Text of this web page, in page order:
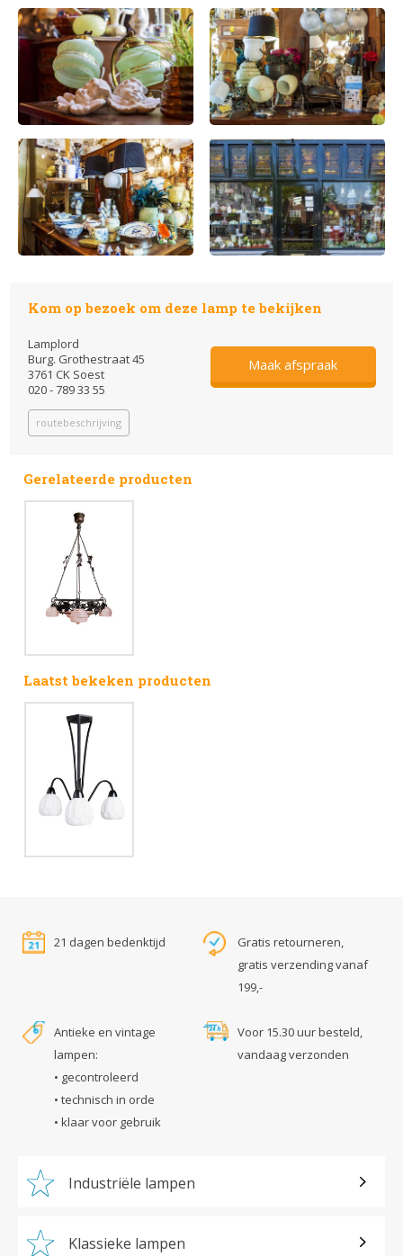
Kom op bezoek om deze lamp te bekijken
Lamplord
Burg. Grothestraat 45
3761 CK Soest
020 - 789 33 55
routebeschrijving
Maak afspraak
Gerelateerde producten
Laatst bekeken producten
21 dagen bedenktijd
Gratis retourneren,
gratis verzending vanaf
199,-
Antieke en vintage
lampen:
• gecontroleerd
• technisch in orde
• klaar voor gebruik
Voor 15.30 uur besteld,
vandaag verzonden
Industriële lampen
Klassieke lampen